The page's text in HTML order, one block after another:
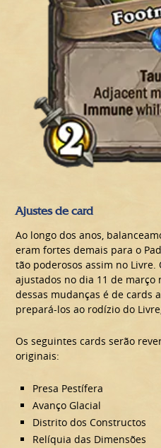
Ajustes de card
Ao longo dos anos,
eram fortes demais para o
tão poderosos assim no
ajustados no dia 11 de março
dessas mudanças é de cards
prepará-los ao rodízio do
Os seguintes cards serão
originais:
Presa Pestífera
Avanço Glacial
Distrito dos Constructos
Relíquia das Dimensões